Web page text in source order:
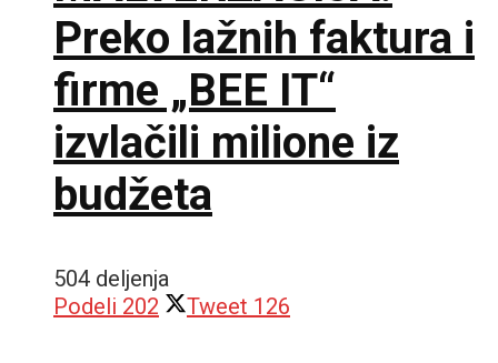
Preko lažnih faktura i
firme „BEE IT“
izvlačili milione iz
budžeta
504 deljenja
Podeli 202 Tweet 126